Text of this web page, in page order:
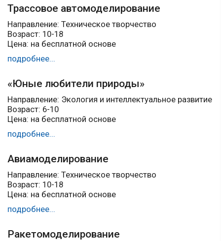
Трассовое автомоделирование
Направление: Техническое творчество
Возраст: 10-18
Цена: на бесплатной основе
подробнее...
«Юные любители природы»
Направление: Экология и интеллектуальное развитие
Возраст: 6-10
Цена: на бесплатной основе
подробнее...
Авиамоделирование
Направление: Техническое творчество
Возраст: 10-18
Цена: на бесплатной основе
подробнее...
Ракетомоделирование